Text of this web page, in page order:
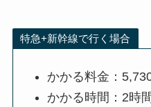
特急+新幹線で行く場合
かかる料金：
かかる時間：2時